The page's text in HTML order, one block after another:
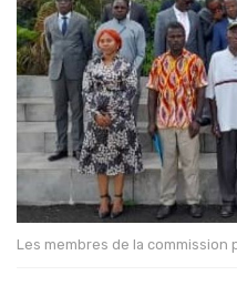
Les membres de la commission